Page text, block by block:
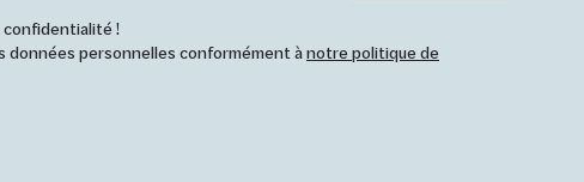
confidentialité !
données personnelles conformément ànotre politique de